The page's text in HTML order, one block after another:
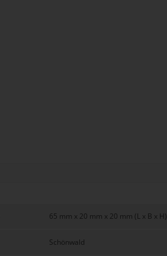
65 mm x 20 mm x 20 mm (L x B x H)
Schönwald